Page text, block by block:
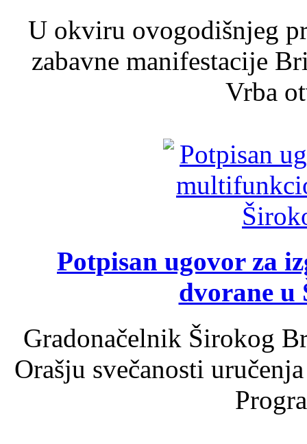
U okviru ovogodišnjeg
zabavne manifestacije
Vrba
Potpisan ugovor za
dvorane u
Gradonačelnik Širokog
Orašju svečanosti